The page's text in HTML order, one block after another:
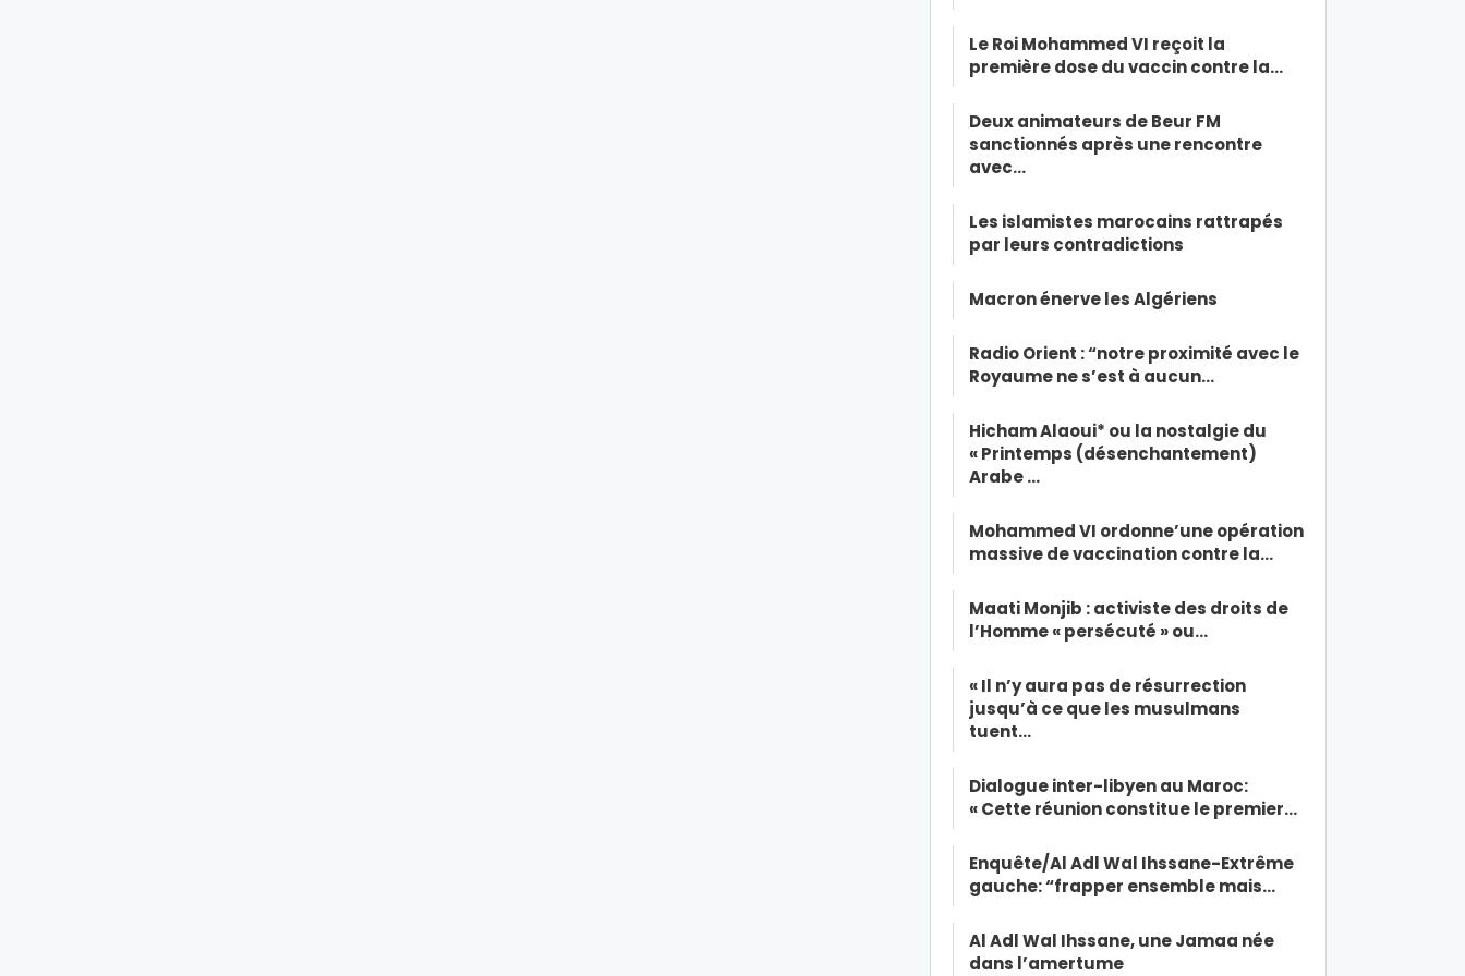
Le Roi Mohammed VI reçoit la
première dose du vaccin contre la…
Deux animateurs de Beur FM
sanctionnés après une rencontre
avec…
Les islamistes marocains rattrapés
par leurs contradictions
Macron énerve les Algériens
Radio Orient : “notre proximité avec le
Royaume ne s’est à aucun…
Hicham Alaoui* ou la nostalgie du
« Printemps (désenchantement)
Arabe …
Mohammed VI ordonne’une opération
massive de vaccination contre la…
Maati Monjib : activiste des droits de
l’Homme « persécuté » ou…
« Il n’y aura pas de résurrection
jusqu’à ce que les musulmans
tuent…
Dialogue inter-libyen au Maroc:
« Cette réunion constitue le premier…
Enquête/Al Adl Wal Ihssane-Extrême
gauche: “frapper ensemble mais…
Al Adl Wal Ihssane, une Jamaa née
dans l’amertume